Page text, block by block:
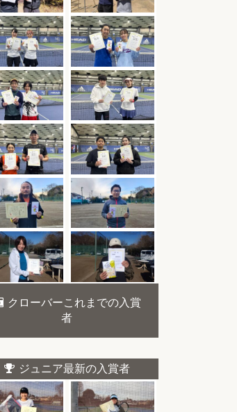
クローバーこれまでの入賞
者
ジュニア最新の入賞者